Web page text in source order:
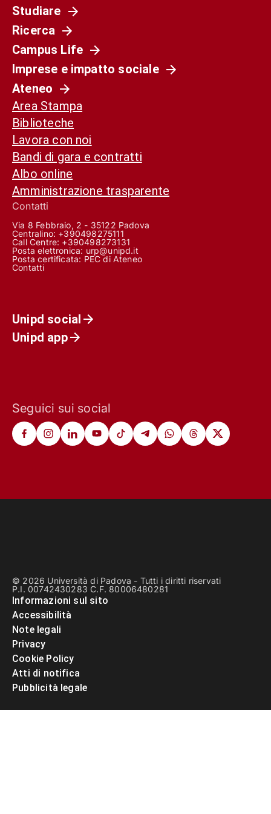
Studiare
Ricerca
Campus Life
Imprese e impatto sociale
Ateneo
Area Stampa
Biblioteche
Lavora con noi
Bandi di gara e contratti
Albo online
Amministrazione trasparente
Contatti
Via 8 Febbraio, 2 - 35122 Padova
Centralino: +390498275111
Call Centre: +390498273131
Posta elettronica: urp@unipd.it
Posta certificata: PEC di Ateneo
Contatti
Unipd social
Unipd app
Seguici sui social
© 2026 Università di Padova - Tutti i diritti riservati
P.I. 00742430283 C.F. 80006480281
Informazioni sul sito
Accessibilità
Note legali
Privacy
Cookie Policy
Atti di notifica
Pubblicità legale